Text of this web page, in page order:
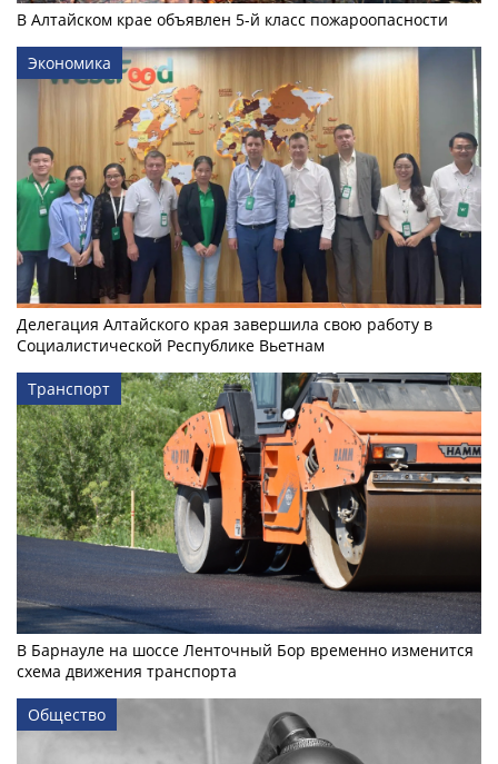
В Алтайском крае объявлен 5-й класс пожароопасности
Экономика
Делегация Алтайского края завершила свою работу в
Социалистической Республике Вьетнам
Транспорт
В Барнауле на шоссе Ленточный Бор временно изменится
схема движения транспорта
Общество